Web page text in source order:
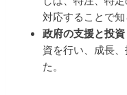
対応することで知
政府の支援と投資
資を行い、成長
た。